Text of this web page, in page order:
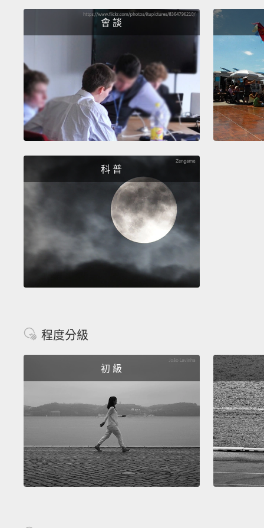
會 談
科 普
程度分級
初 級